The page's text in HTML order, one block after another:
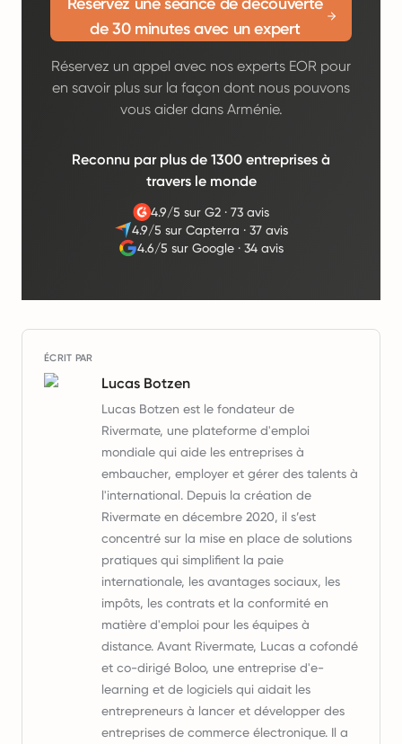
de 30 minutes avec un expert
Réservez un appel avec nos experts EOR pour
en savoir plus sur la façon dont nous pouvons
vous aider dans Arménie.
Reconnu par plus de 1300 entreprises à
travers le monde
4.9/5 sur G2 ·73 avis
4.9/5 sur Capterra ·37 avis
4.6/5 sur Google· 34 avis
ÉCRIT PAR
Lucas Botzen
Lucas Botzen est le fondateur de
Rivermate, une plateforme d'emploi
mondiale qui aide les entreprises à
embaucher, employer et gérer des talents à
l'international. Depuis la création de
Rivermate en décembre 2020, il s’est
concentré sur la mise en place de solutions
pratiques qui simplifient la paie
internationale, les avantages sociaux, les
impôts, les contrats et la conformité en
matière d'emploi pour les équipes à
distance. Avant Rivermate, Lucas a cofondé
et co-dirigé Boloo, une entreprise d'e-
learning et de logiciels qui aidait les
entrepreneurs à lancer et développer des
entreprises de commerce électronique. Il a